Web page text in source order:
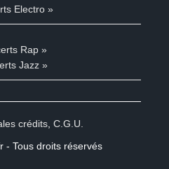
Electro »
Rap »
Jazz »
crédits C.G.U.
- Tous droits réservés